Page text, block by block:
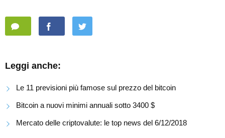
Leggi anche:
Le 11 previsioni più famose sul prezzo del bitcoin
Bitcoin a nuovi minimi annuali sotto 3400 $
Mercato delle criptovalute: le top news del 6/12/2018